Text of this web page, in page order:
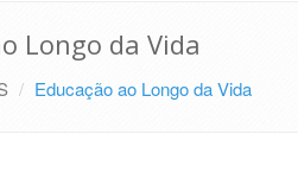
Longo da Vida
Educação ao Longo da Vida